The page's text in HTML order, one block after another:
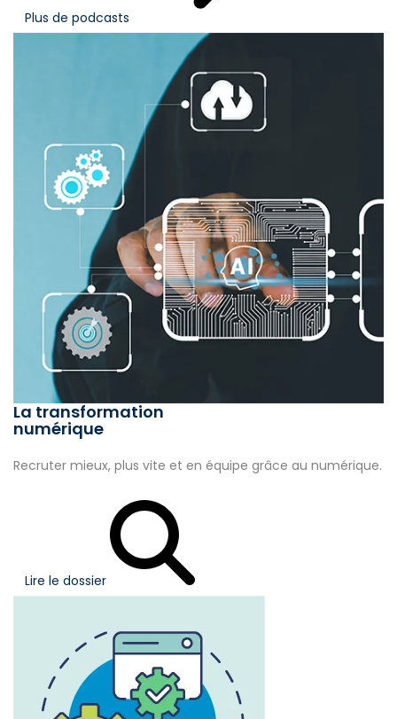
Plus de podcasts
La transformation
numérique
Recruter mieux, plus vite et en équipe grâce au numérique.
Lire le dossier